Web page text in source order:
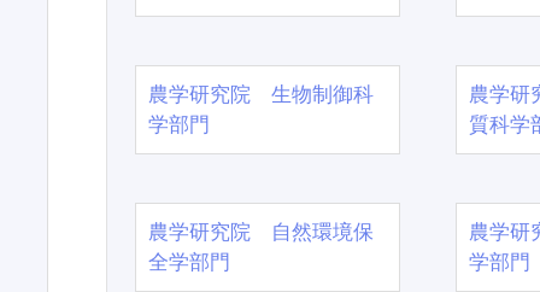
農学研究院 生物制御科
学部門
農学
質科学
農学研究院 自然環境保
全学部門
農学
学部門